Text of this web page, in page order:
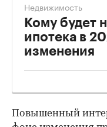
Кому будет
ипотека в
изменения
Недвижимость
Повышенный